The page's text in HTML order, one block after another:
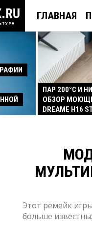
ГЛАВНАЯ
ПАР 200°C И
ОБЗОР
DREAME H16
Этот ремейк
больше